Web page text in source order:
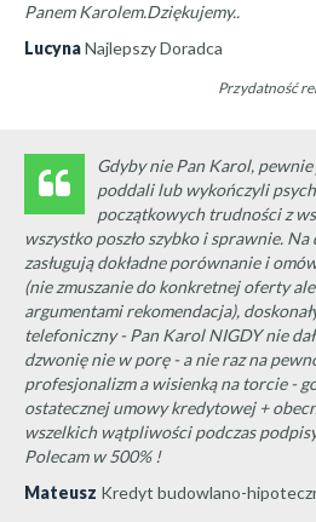
Panem Karolem.Dziękujemy..
LucynaNajlepszy Doradca
Przydatność
Gdyby nie Pan Karol,
poddali lub wykończyli
początkowych trudności z
wszystko poszło szybko i sprawnie.
zasługują dokładne porównanie i
(nie zmuszanie do konkretnej oferty
argumentami rekomendacja),
telefoniczny - Pan Karol NIGDY nie
dzwonię nie w porę - a nie raz na
profesjonalizm a wisienką na torcie -
ostatecznej umowy kredytowej +
wszelkich wątpliwości podczas
Polecam w 500% !
Mateusz Kredyt budowlano-